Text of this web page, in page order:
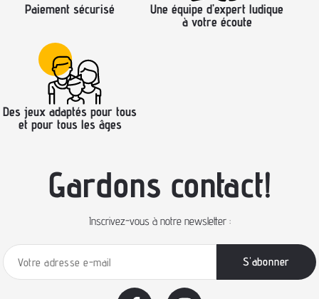
Paiement sécurisé
Une équipe d’expert ludique
à votre écoute
Des jeux adaptés pour tous
et pour tous les âges
Gardons contact!
Inscrivez-vous à notre newsletter :